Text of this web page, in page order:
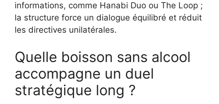
informations, comme Hanabi Duo ou The Loop ;
la structure force un dialogue équilibré et réduit
les directives unilatérales.
Quelle boisson sans alcool
accompagne un duel
stratégique long ?